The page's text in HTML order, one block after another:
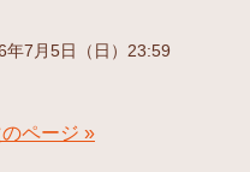
年7月5日（日）23:59
ページ »